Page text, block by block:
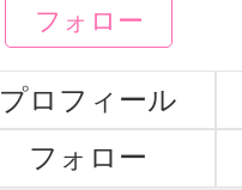
フォロー
プロフィール
フォロー